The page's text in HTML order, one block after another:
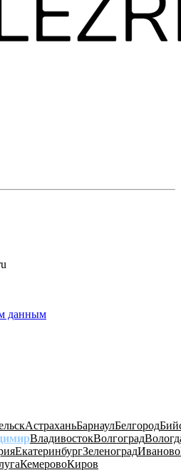
данным
АстраханьБарнаулБелгород
ВладивостокВолгоград
ЕкатеринбургЗеленоградИваново
КемеровоКиров